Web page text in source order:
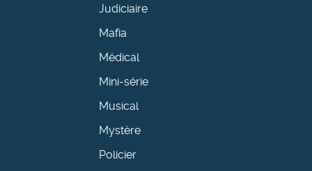
Judiciaire
Mafia
Médical
Mini-série
Musical
Mystère
Policier